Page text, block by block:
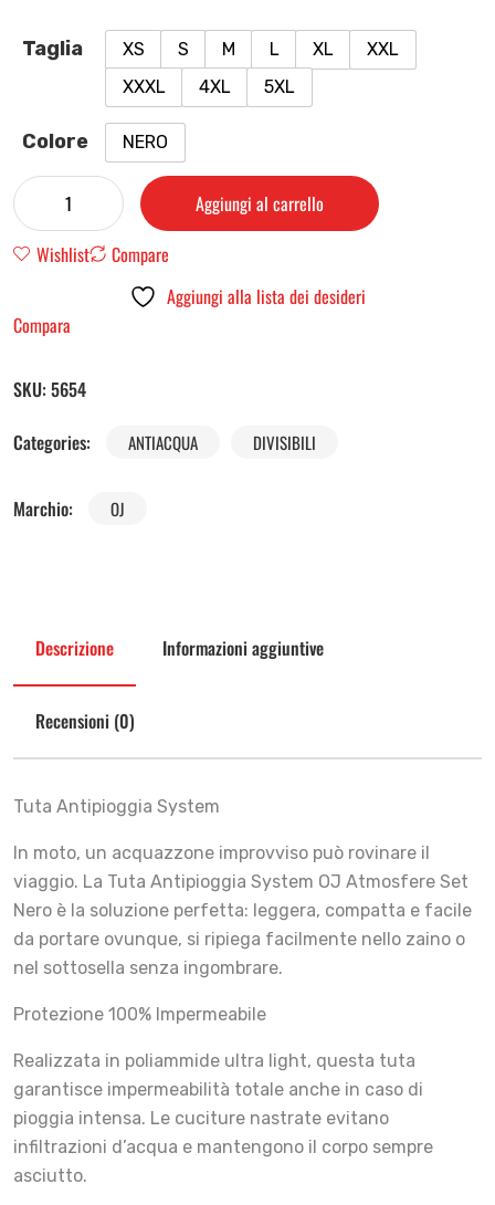
Taglia XS S M L XL
XXL
XXXL
4XL 5XL
Colore NERO
Aggiungi al carrello
Wishlist
Compare
Aggiungi alla lista dei desideri
Compara
SKU: 5654
Categories:
ANTIACQUA DIVISIBILI
Marchio: OJ
Descrizione Informazioni aggiuntive
Recensioni (0)
Tuta Antipioggia System
In moto, un acquazzone improvviso può rovinare il
viaggio. La Tuta Antipioggia System OJ Atmosfere Set
Nero è la soluzione perfetta: leggera, compatta e facile
da portare ovunque, si ripiega facilmente nello zaino o
nel sottosella senza ingombrare.
Protezione 100% Impermeabile
Realizzata in poliammide ultra light, questa tuta
garantisce impermeabilità totale anche in caso di
pioggia intensa. Le cuciture nastrate evitano
infiltrazioni d’acqua e mantengono il corpo sempre
asciutto.